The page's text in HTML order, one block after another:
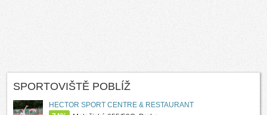
SPORTOVIŠTĚ POBLÍŽ
HECTOR SPORT CENTRE & RESTAURANT